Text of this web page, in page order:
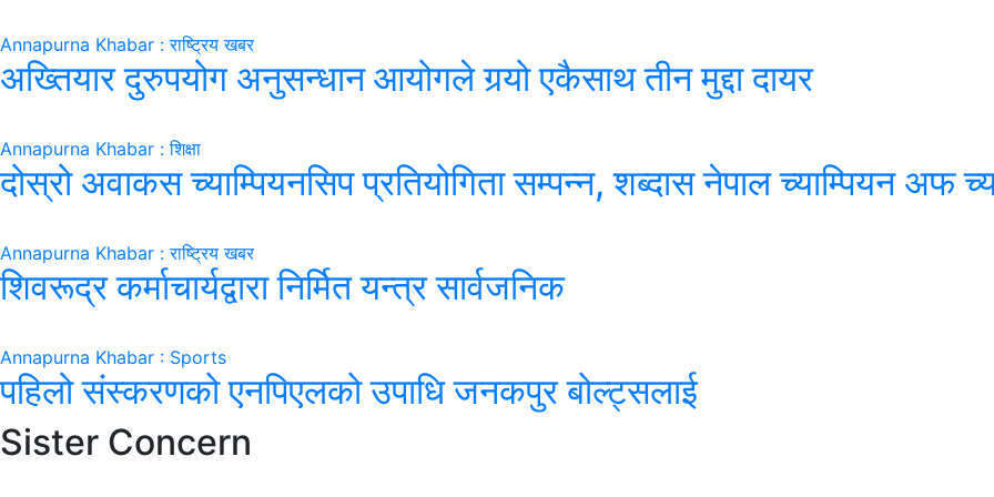
Annapurna Khabar : राष्ट्रिय खबर
अख्तियार दुरुपयोग अनुसन्धान आयोगले गर्‍यो एकैसाथ तीन मुद्दा दायर
Annapurna Khabar : शिक्षा
दोस्रो अवाकस च्याम्पियनसिप प्रतियोगिता सम्पन्न, शब्दास नेपाल च्याम्पियन अफ
Annapurna Khabar : राष्ट्रिय खबर
शिवरूद्र कर्माचार्यद्वारा निर्मित यन्त्र सार्वजनिक
Annapurna Khabar : Sports
पहिलो संस्करणको एनपिएलको उपाधि जनकपुर बोल्ट्सलाई
Sister Concern